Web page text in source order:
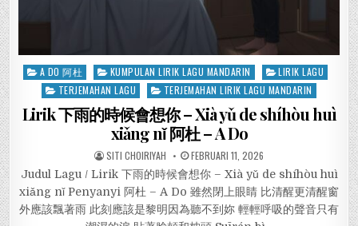
Posted
A DO 阿杜 KUMPULAN LIRIK LAGU MANDARIN
LIRIK LAGU
TERJEMAHAN LAGU
TERJEMAHAN LIRIK LAGU MANDARIN
Lirik 下雨的時候會想你 – Xià yǔ de shíhòu huì
xiǎng nǐ 阿杜 – A Do
SITI CHOIRIYAH FEBRUARI 11, 2026
Judul Lagu / Lirik 下雨的時候會想你 – Xià yǔ de shíhòu huì
xiǎng nǐ Penyanyi 阿杜 – A Do 雖然閉上眼睛 比清醒更清醒窗
外應該飄著雨 此刻應該是黎明因為聽不到妳 輕輕呼吸的聲音只有